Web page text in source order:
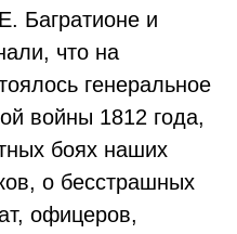
Багратионе и
что на
генеральное
войны 1812 года,
боях наших
о бесстрашных
офицеров,